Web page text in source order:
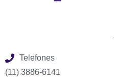
Telefones
(11) 3886-6141